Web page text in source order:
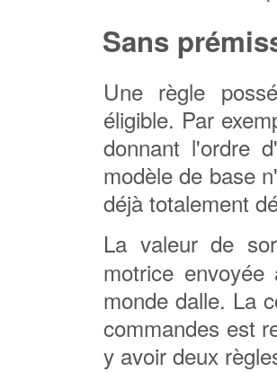
Sans
Une règle
éligible. Par
donnant l'ordre
modèle de base
déjà totalement
La valeur de
motrice
monde dalle. La
commandes est
y avoir deux